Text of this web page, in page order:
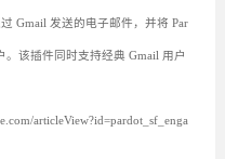
Gmail 发送的电子邮件，并将 Par
该插件同时支持经典 Gmail 用户
articleView?id=pardot_sf_enga